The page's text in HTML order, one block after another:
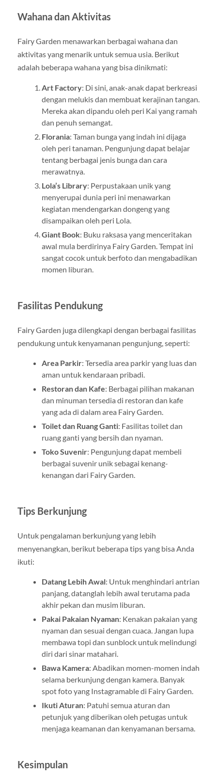
Wahana dan Aktivitas
Fairy Garden menawarkan berbagai wahana dan
aktivitas yang menarik untuk semua usia. Berikut
adalah beberapa wahana yang bisa dinikmati:
Art Factory: Di sini, anak-anak dapat berkreasi
dengan melukis dan membuat kerajinan tangan.
Mereka akan dipandu oleh peri Kai yang ramah
dan penuh semangat.
Florania: Taman bunga yang indah ini dijaga
oleh peri tanaman. Pengunjung dapat belajar
tentang berbagai jenis bunga dan cara
merawatnya.
Lola’s Library: Perpustakaan unik yang
menyerupai dunia peri ini menawarkan
kegiatan mendengarkan dongeng yang
disampaikan oleh peri Lola.
Giant Book: Buku raksasa yang menceritakan
awal mula berdirinya Fairy Garden. Tempat ini
sangat cocok untuk berfoto dan mengabadikan
momen liburan.
Fasilitas Pendukung
Fairy Garden juga dilengkapi dengan berbagai fasilitas
pendukung untuk kenyamanan pengunjung, seperti:
Area Parkir: Tersedia area parkir yang luas dan
aman untuk kendaraan pribadi.
Restoran dan Kafe: Berbagai pilihan makanan
dan minuman tersedia di restoran dan kafe
yang ada di dalam area Fairy Garden.
Toilet dan Ruang Ganti: Fasilitas toilet dan
ruang ganti yang bersih dan nyaman.
Toko Suvenir: Pengunjung dapat membeli
berbagai suvenir unik sebagai kenang-
kenangan dari Fairy Garden.
Tips Berkunjung
Untuk pengalaman berkunjung yang lebih
menyenangkan, berikut beberapa tips yang bisa Anda
ikuti:
Datang Lebih Awal: Untuk menghindari antrian
panjang, datanglah lebih awal terutama pada
akhir pekan dan musim liburan.
Pakai Pakaian Nyaman: Kenakan pakaian yang
nyaman dan sesuai dengan cuaca. Jangan lupa
membawa topi dan sunblock untuk melindungi
diri dari sinar matahari.
Bawa Kamera: Abadikan momen-momen indah
selama berkunjung dengan kamera. Banyak
spot foto yang Instagramable di Fairy Garden.
Ikuti Aturan: Patuhi semua aturan dan
petunjuk yang diberikan oleh petugas untuk
menjaga keamanan dan kenyamanan bersama.
Kesimpulan